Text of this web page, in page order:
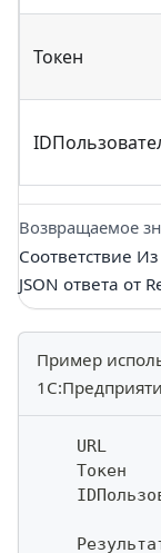
Токен
Возвращаемое
Соответствие
JSON ответа от
Пример